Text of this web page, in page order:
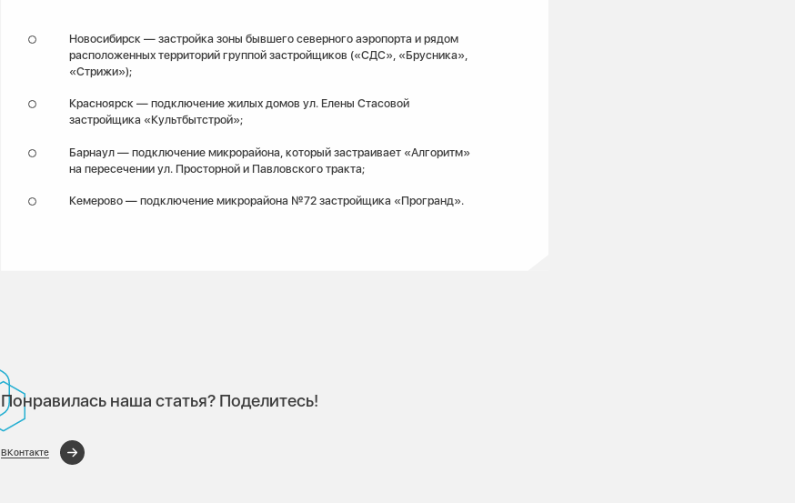
Новосибирск — застройка зоны бывшего северного аэропорта и рядом
расположенных территорий группой застройщиков («СДС», «Брусника»,
«Стрижи»);
Красноярск — подключение жилых домов ул. Елены Стасовой
застройщика «Культбытстрой»;
Барнаул — подключение микрорайона, который застраивает «Алгоритм»
на пересечении ул. Просторной и Павловского тракта;
Кемерово — подключение микрорайона №72 застройщика «Програнд».
Понравилась наша статья? Поделитесь!
ВКонтакте